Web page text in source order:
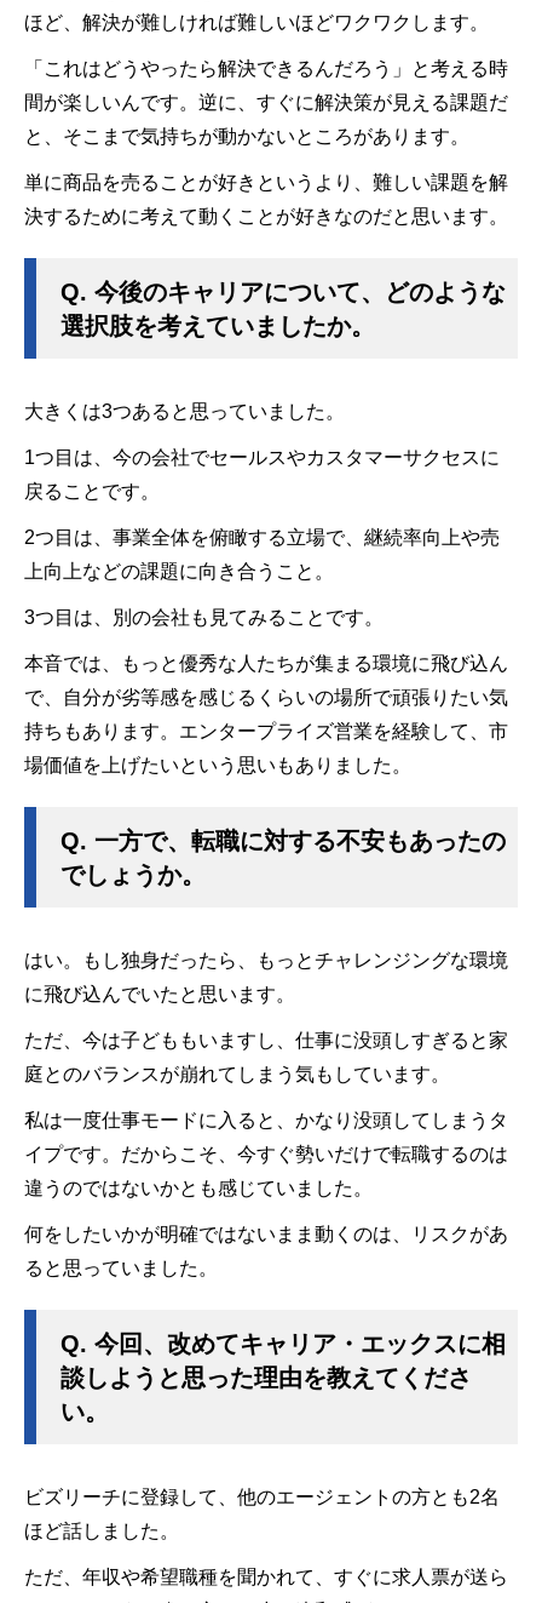
ほど、解決が難しければ難しいほどワクワクします。
「これはどうやったら解決できるんだろう」と考える時
間が楽しいんです。逆に、すぐに解決策が見える課題だ
と、そこまで気持ちが動かないところがあります。
単に商品を売ることが好きというより、難しい課題を解
決するために考えて動くことが好きなのだと思います。
Q. 今後のキャリアについて、どのような
選択肢を考えていましたか。
大きくは3つあると思っていました。
1つ目は、今の会社でセールスやカスタマーサクセスに
戻ることです。
2つ目は、事業全体を俯瞰する立場で、継続率向上や売
上向上などの課題に向き合うこと。
3つ目は、別の会社も見てみることです。
本音では、もっと優秀な人たちが集まる環境に飛び込ん
で、自分が劣等感を感じるくらいの場所で頑張りたい気
持ちもあります。エンタープライズ営業を経験して、市
場価値を上げたいという思いもありました。
Q. 一方で、転職に対する不安もあったの
でしょうか。
はい。もし独身だったら、もっとチャレンジングな環境
に飛び込んでいたと思います。
ただ、今は子どももいますし、仕事に没頭しすぎると家
庭とのバランスが崩れてしまう気もしています。
私は一度仕事モードに入ると、かなり没頭してしまうタ
イプです。だからこそ、今すぐ勢いだけで転職するのは
違うのではないかとも感じていました。
何をしたいかが明確ではないまま動くのは、リスクがあ
ると思っていました。
Q. 今回、改めてキャリア・エックスに相
談しようと思った理由を教えてくださ
い。
ビズリーチに登録して、他のエージェントの方とも2名
ほど話しました。
ただ、年収や希望職種を聞かれて、すぐに求人票が送ら